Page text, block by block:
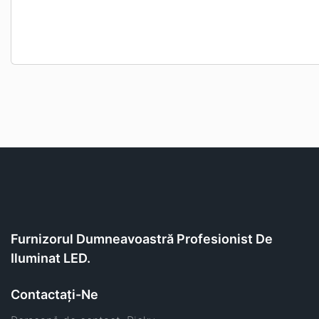
Furnizorul Dumneavoastră Profesionist De
Iluminat LED.
Contactaţi-Ne